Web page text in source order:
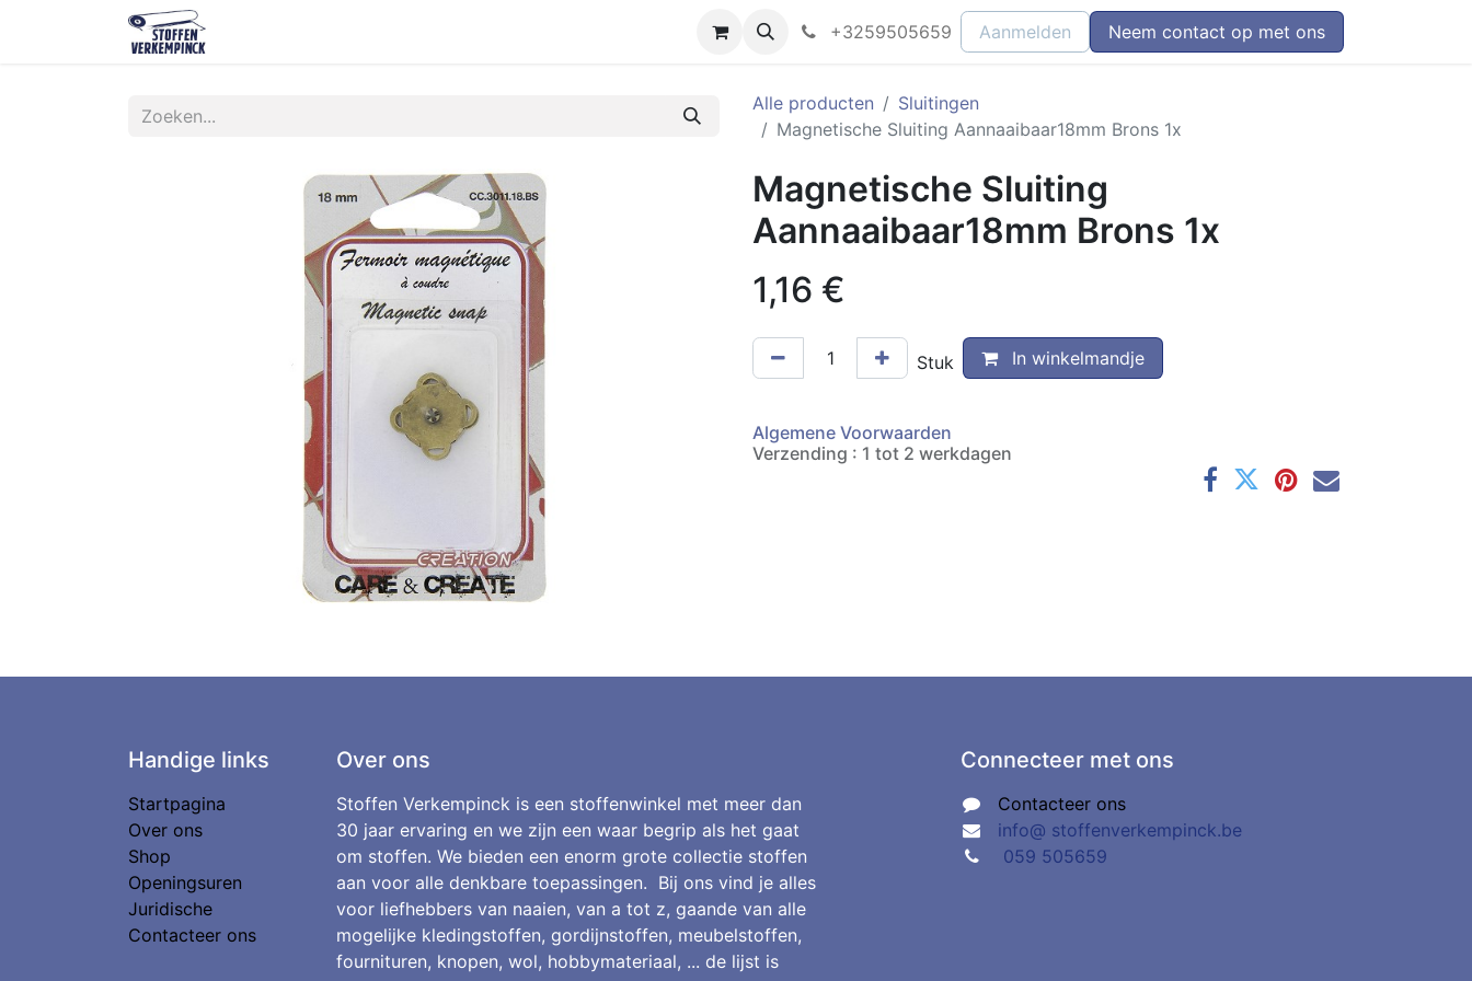
+3259505659 Aanmelden Neem contact op met ons
Alle producten
Sluitingen
Magnetische Sluiting Aannaaibaar18mm Brons 1x
Magnetische Sluiting
Aannaaibaar18mm Brons 1x
1,16 €
Stuk In winkelmandje
Algemene Voorwaarden
Verzending : 1 tot 2 werkdagen
Handige links
Startpagina
Over ons
Shop
Openingsuren
Juridische
Contacteer ons
Over ons
Stoffen Verkempinck is een stoffenwinkel met meer dan
30 jaar ervaring en we zijn een waar begrip als het gaat
om stoffen. We bieden een enorm grote collectie stoffen
aan voor alle denkbare toepassingen. Bij ons vind je alles
voor liefhebbers van naaien, van a tot z, gaande van alle
mogelijke kledingstoffen, gordijnstoffen, meubelstoffen,
fournituren, knopen, wol, hobbymateriaal, ... de lijst is
Connecteer met ons
Contacteer ons
info@ stoffenverkempinck.be
059 505659